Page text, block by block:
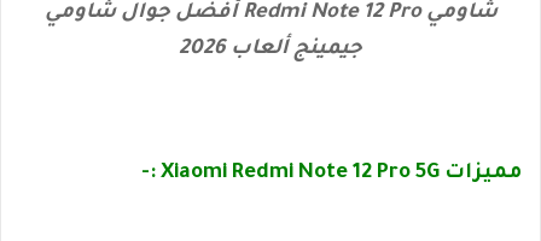
شاومي Redmi Note 12 Pro أفضل جوال شاومي
جيمينج ألعاب 2026
مميزات Xiaomi Redmi Note 12 Pro 5G :-